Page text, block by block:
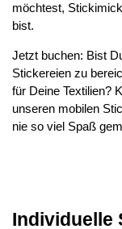
möchtest,
bist.
Jetzt buchen: Bist
Stickereien zu
für Deine Textilien?
unseren mobilen
nie so viel Spaß
Individuelle